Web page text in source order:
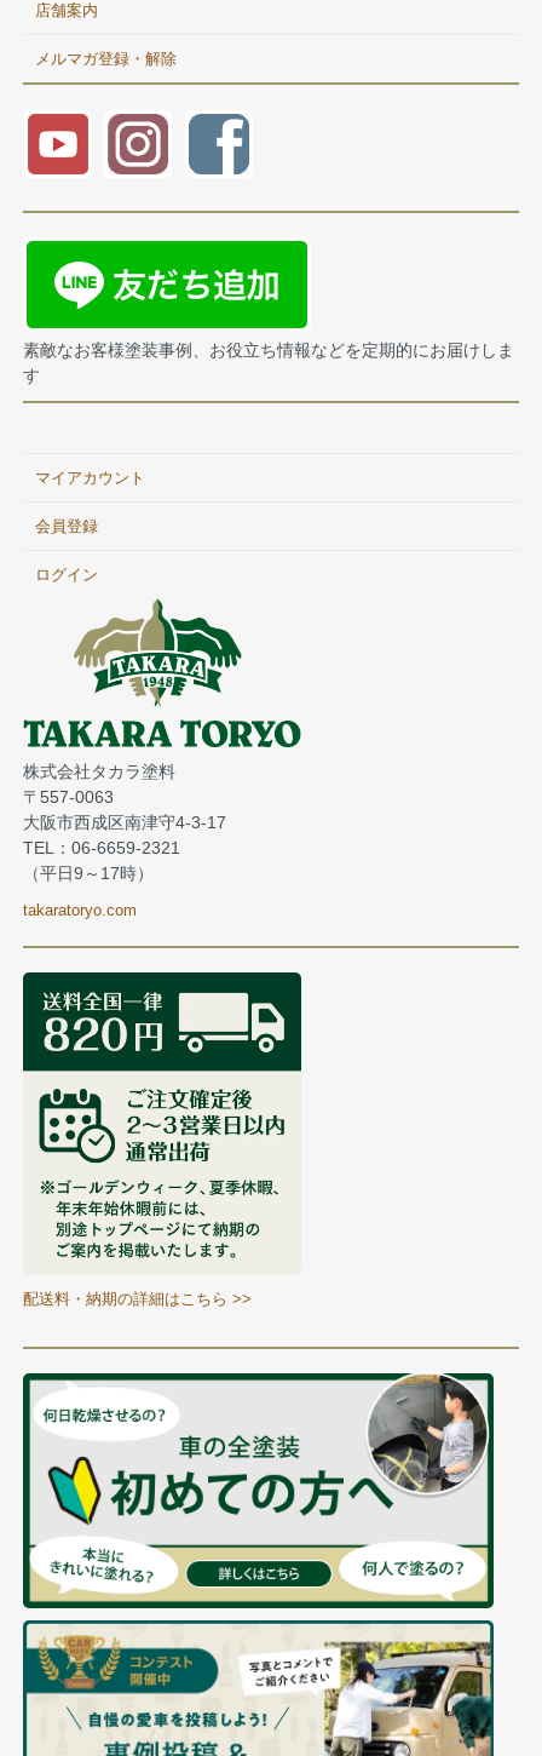
店舗案内
メルマガ登録・解除
素敵なお客様塗装事例、お役立ち情報などを定期的にお届けしま
す
マイアカウント
会員登録
ログイン
株式会社タカラ塗料
〒557-0063
大阪市西成区南津守4-3-17
TEL：06-6659-2321
（平日9～17時）
takaratoryo.com
配送料・納期の詳細はこちら >>